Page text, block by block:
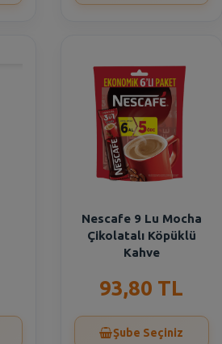
Nescafe 9 Lu Mocha
Çikolatalı Köpüklü
Kahve
93,80 TL
Şube Seçiniz